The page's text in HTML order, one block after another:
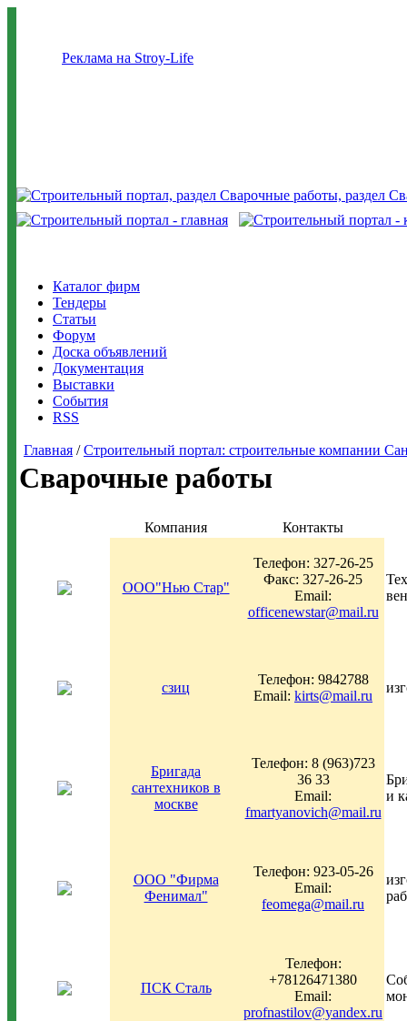
Реклама на Stroy-Life
Каталог фирм
Тендеры
Статьи
Форум
Доска объявлений
Документация
Выставки
События
RSS
Главная /Строительный портал: строительные компании
Сварочные работы
Компания Контакты
ООО"Нью Стар"
Телефон: 327-26-25
Факс: 327-26-25
Email:
officenewstar@mail.ru
сзиц
Телефон: 9842788
Email: kirts@mail.ru
Бригада
сантехников в
москве
Телефон: 8 (963)723
36 33
Email:
fmartyanovich@mail.ru
и
ООО "Фирма
Фенимал"
Телефон: 923-05-26
Email:
feomega@mail.ru
ПСК Сталь
Телефон:
+78126471380
Email:
profnastilov@yandex.ru